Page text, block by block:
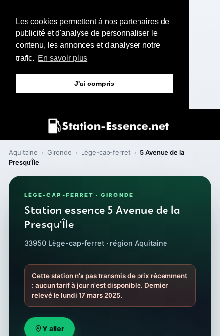
Les cookies permettent à nos partenaires de
publicité et d'analyse de personnaliser le
contenu, les annonces et d'analyser notre
trafic. En savoir plus
J'ai compris
Aquitaine › Gironde › Lège-cap-ferret › 5 Avenue de la
Presqu'Île
LÈGE-CAP-FERRET · GIRONDE
Station essence 5 Avenue de la
Presqu'Île
33950 Lège-cap-ferret · région Aquitaine
Cette station n'a pas transmis de prix récemment
: aucun tarif à jour n'est disponible. Dernier
relevé le lundi 17 mars 2025.
Y aller